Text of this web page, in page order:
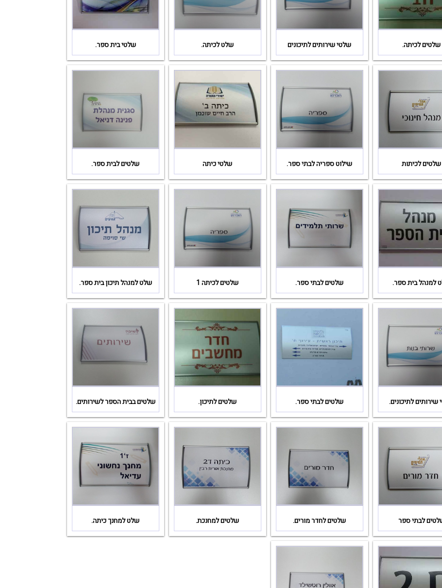
שלטים לכיתה. שלטי שירותים לתיכונים שלט לכיתה. שלטי בית ספר.
שלטים לכיתות שילוט ספריה לבתי ספר. שלטי כיתה שלטים לבית ספר.
למנהל בית ספר. שלטים לבתי ספר. שלטים לכיתה 1 שלט למנהל תיכון בית ספר.
שירותים לתיכונים. שלטים לבתי ספר. שלטים לתיכון. שלטים בבית הספר לשירותים.
לבתי ספר שלטים לחדר מורים. שלטים למחנכת. שלט למחנך כיתה.